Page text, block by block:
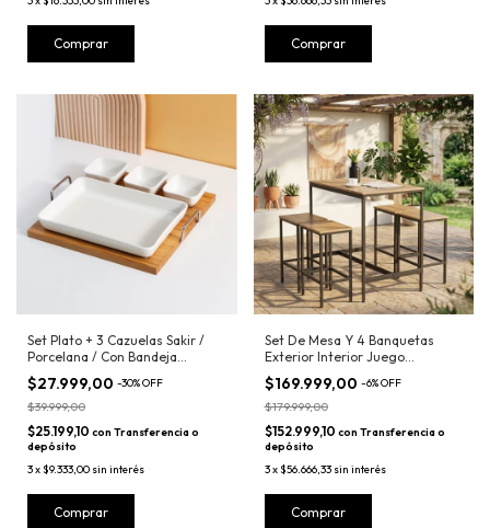
Set Plato + 3 Cazuelas Sakir /
Porcelana / Con Bandeja
Madera
$27.999,00 -30%OFF
$39.999,00
$25.199,10 con Transferencia o
depósito
3x$9.333,00 sin interés
Set De Mesa Y 4 Banquetas
Exterior Interior Juego
Comedor
$169.999,00 -6%OFF
$179.999,00
$152.999,10 con Transferencia o
depósito
3x$56.666,33 sin interés